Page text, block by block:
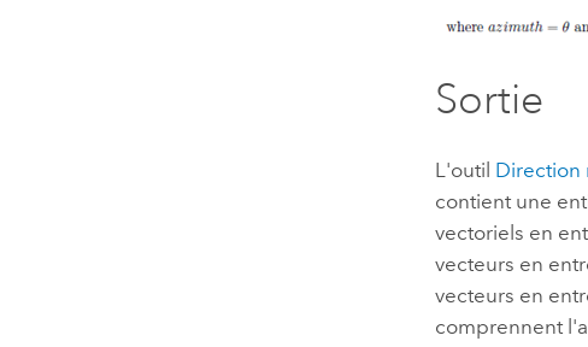
Sortie
L'outil Direction
contient une
vectoriels en
vecteurs en
vecteurs en
comprennent